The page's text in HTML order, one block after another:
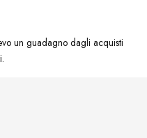
un guadagno dagli acquisti